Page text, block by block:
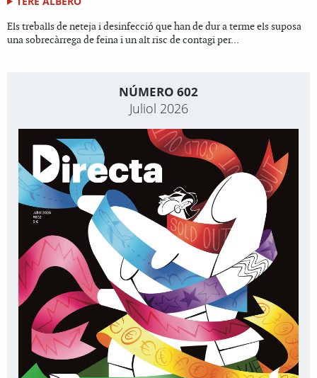
Els treballs de neteja i desinfecció que han de dur a terme els suposa
una sobrecàrrega de feina i un alt risc de contagi per...
NÚMERO 602
Juliol 2026